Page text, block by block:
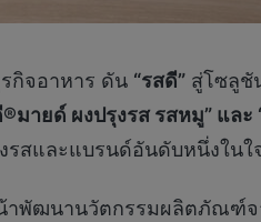
กิจอาหาร ดัน “รสดี” สู่โซลูชั
®มายด์ ผงปรุงรส รสหมู” แล
รสและแบรนด์อันดับหนึ่งในใ
าพัฒนานวัตกรรมผลิตภัณฑ์จ